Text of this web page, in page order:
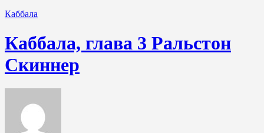
Каббала
Каббала, глава 3 Ральстон
Скиннер